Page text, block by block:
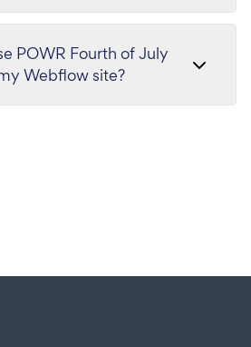
POWR Fourth of July
Webflow site?